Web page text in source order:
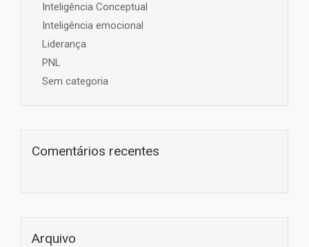
Inteligência Conceptual
Inteligência emocional
Liderança
PNL
Sem categoria
Comentários recentes
Arquivo